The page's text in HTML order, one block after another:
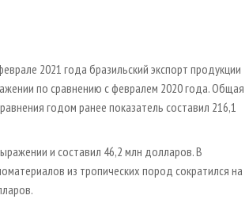
2021 года бразильский экспорт продукции
по сравнению с февралем 2020 года. Общая
годом ранее показатель составил 216,1
и составил 46,2 млн долларов. В
из тропических пород сократился на